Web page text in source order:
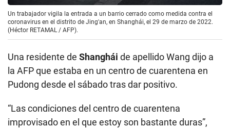
Un trabajador vigila la entrada a un barrio cerrado como medida contra el
coronavirus en el distrito de Jing'an, en Shanghái, el 29 de marzo de 2022.
(Héctor RETAMAL / AFP).
Una residente de Shanghái de apellido Wang dijo a
la AFP que estaba en un centro de cuarentena en
Pudong desde el sábado tras dar positivo.
“Las condiciones del centro de cuarentena
improvisado en el que estoy son bastante duras”,